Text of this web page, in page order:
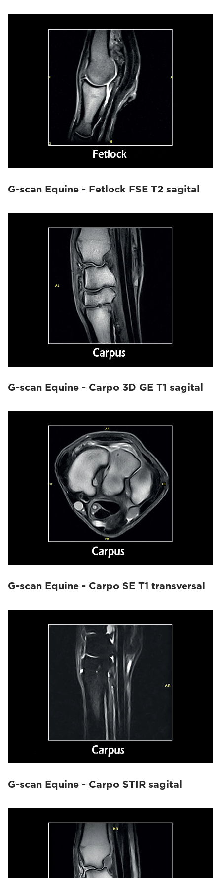
G-scan Equine - Fetlock FSE T2 sagital
G-scan Equine - Carpo 3D GE T1 sagital
G-scan Equine - Carpo SE T1 transversal
G-scan Equine - Carpo STIR sagital